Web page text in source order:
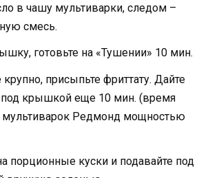
в чашу мультиварки, следом –
смесь.
готовьте на «Тушении» 10 мин.
присыпьте фриттату. Дайте
под крышкой еще 10 мин. (время
мультиварок Редмонд мощностью
порционные куски и подавайте под